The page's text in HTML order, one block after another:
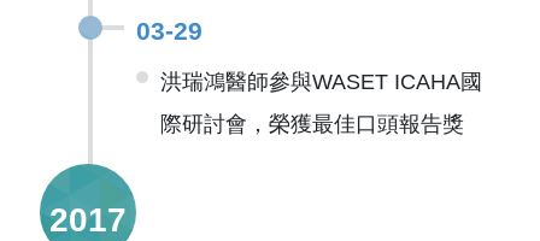
03-29
洪瑞鴻醫師參與WASET ICAHA國
際研討會，榮獲最佳口頭報告獎
2017